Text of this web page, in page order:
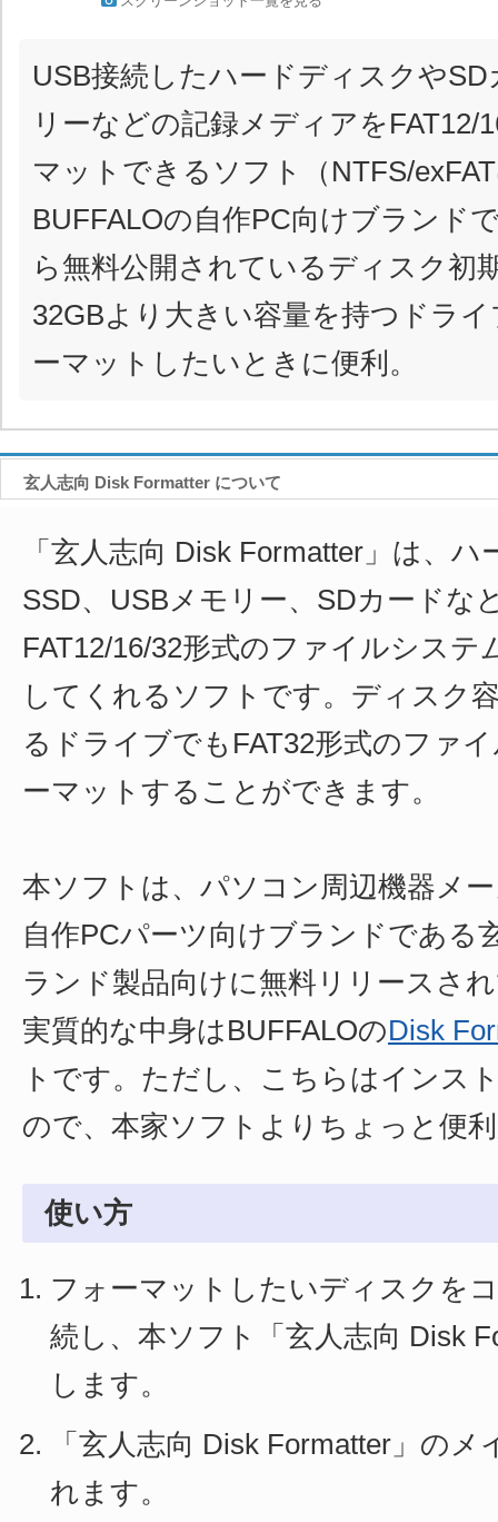
USB接続したハードディスクや
リーなどの記録メディアをFAT12/
マットできるソフト（NTFS/
BUFFALOの自作PC向けブランド
ら無料公開されているディスク初
32GBより大きい容量を持つドラ
ーマットしたいときに便利。
玄人志向 Disk Formatter について
「玄人志向 Disk Formatter」は、
SSD、USBメモリー、SDカードな
FAT12/16/32形式のファイルシステ
してくれるソフトです。ディスク
るドライブでもFAT32形式のファ
ーマットすることができます。
本ソフトは、パソコン周辺機器メ
自作PCパーツ向けブランドである
ランド製品向けに無料リリースさ
実質的な中身はBUFFALOのDisk
トです。ただし、こちらはインス
ので、本家ソフトよりちょっと便
使い方
フォーマットしたいディスクを
続し、本ソフト「玄人志向 Disk
します。
「玄人志向 Disk Formatter」の
れます。